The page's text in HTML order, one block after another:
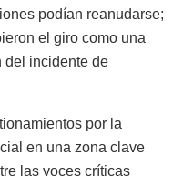
podían reanudarse;
el giro como una
del incidente de
por la
en una zona clave
las voces críticas